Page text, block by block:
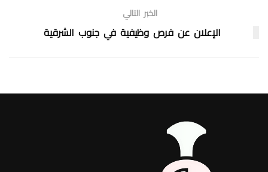
الخبر التالي
الإعلان عن فرص وظيفية في جنوب الشرقية